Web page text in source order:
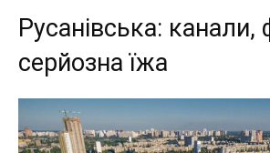
Русанівська: канали,
серйозна їжа